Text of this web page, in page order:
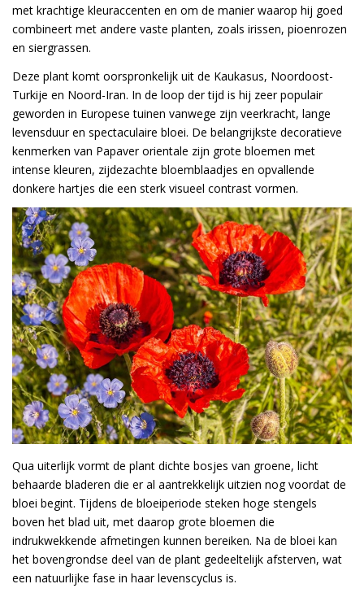
met krachtige kleuraccenten en om de manier waarop hij goed
combineert met andere vaste planten, zoals irissen, pioenrozen
en siergrassen.
Deze plant komt oorspronkelijk uit de Kaukasus, Noordoost-
Turkije en Noord-Iran. In de loop der tijd is hij zeer populair
geworden in Europese tuinen vanwege zijn veerkracht, lange
levensduur en spectaculaire bloei. De belangrijkste decoratieve
kenmerken van Papaver orientale zijn grote bloemen met
intense kleuren, zijdezachte bloemblaadjes en opvallende
donkere hartjes die een sterk visueel contrast vormen.
Qua uiterlijk vormt de plant dichte bosjes van groene, licht
behaarde bladeren die er al aantrekkelijk uitzien nog voordat de
bloei begint. Tijdens de bloeiperiode steken hoge stengels
boven het blad uit, met daarop grote bloemen die
indrukwekkende afmetingen kunnen bereiken. Na de bloei kan
het bovengrondse deel van de plant gedeeltelijk afsterven, wat
een natuurlijke fase in haar levenscyclus is.